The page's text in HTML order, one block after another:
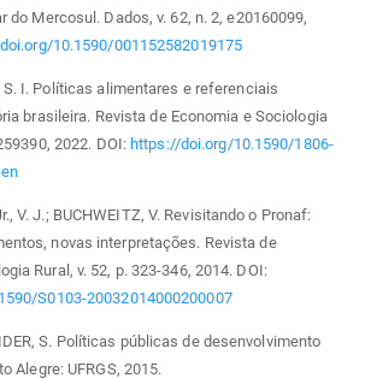
do Mercosul. Dados, v. 62, n. 2, e20160099,
10.1590/001152582019175
S. I. Políticas alimentares e referenciais
brasileira. Revista de Economia e Sociologia
2022. DOI:https://doi.org/10.1590/1806-
V. J.; BUCHWEITZ, V. Revisitando o Pronaf:
novas interpretações. Revista de
Rural, v. 52, p. 323-346, 2014. DOI:
S0103-20032014000200007
S. Políticas públicas de desenvolvimento
Alegre: UFRGS, 2015.